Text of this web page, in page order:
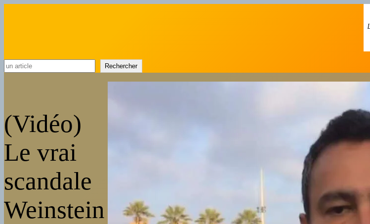
Rechercher
(Vidéo)
Le vrai
scandale
Weinstein